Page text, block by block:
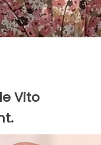
Vito